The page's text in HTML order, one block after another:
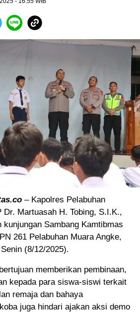
– Kapolres Pelabuhan
Dr. Martuasah H. Tobing, S.I.K.,
Sambang Kamtibmas
261 Pelabuhan Muara Angke,
(8/12/2025).
memberikan pembinaan,
kepada para siswa-siswi terkait
remaja dan bahaya
juga hindari ajakan aksi demo